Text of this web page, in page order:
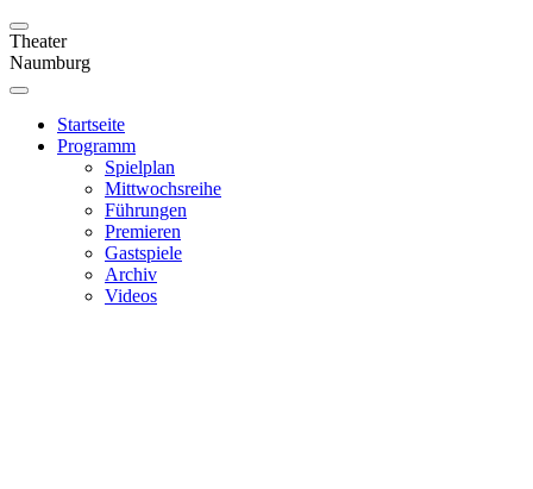
Theater
Naumburg
Startseite
Programm
Spielplan
Mittwochsreihe
Führungen
Premieren
Gastspiele
Archiv
Videos